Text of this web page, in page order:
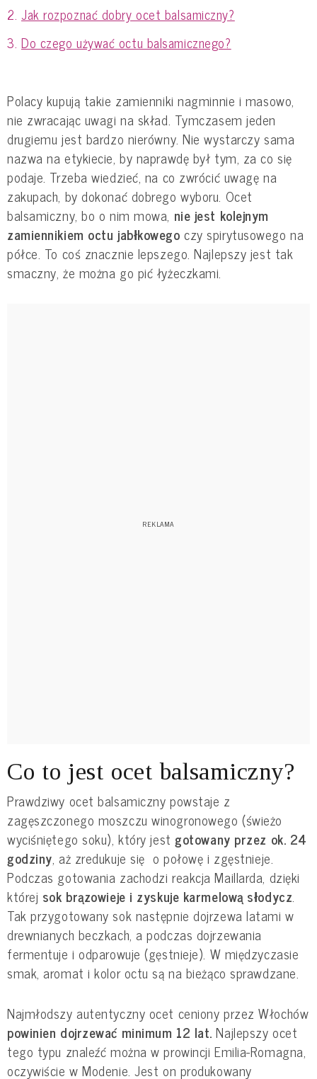
Jak rozpoznać dobry ocet balsamiczny?
Do czego używać octu balsamicznego?
Polacy kupują takie zamienniki nagminnie i masowo,
nie zwracając uwagi na skład. Tymczasem jeden
drugiemu jest bardzo nierówny. Nie wystarczy sama
nazwa na etykiecie, by naprawdę był tym, za co się
podaje. Trzeba wiedzieć, na co zwrócić uwagę na
zakupach, by dokonać dobrego wyboru. Ocet
balsamiczny, bo o nim mowa, nie jest kolejnym
zamiennikiem octu jabłkowego czy spirytusowego na
półce. To coś znacznie lepszego. Najlepszy jest tak
smaczny, że można go pić łyżeczkami.
Co to jest ocet balsamiczny?
Prawdziwy ocet balsamiczny powstaje z
zagęszczonego moszczu winogronowego (świeżo
wyciśniętego soku), który jest gotowany przez ok. 24
godziny, aż zredukuje się o połowę i zgęstnieje.
Podczas gotowania zachodzi reakcja Maillarda, dzięki
której sok brązowieje i zyskuje karmelową słodycz.
Tak przygotowany sok następnie dojrzewa latami w
drewnianych beczkach, a podczas dojrzewania
fermentuje i odparowuje (gęstnieje). W międzyczasie
smak, aromat i kolor octu są na bieżąco sprawdzane.
Najmłodszy autentyczny ocet ceniony przez Włochów
powinien dojrzewać minimum 12 lat. Najlepszy ocet
tego typu znaleźć można w prowincji Emilia-Romagna,
oczywiście w Modenie. Jest on produkowany